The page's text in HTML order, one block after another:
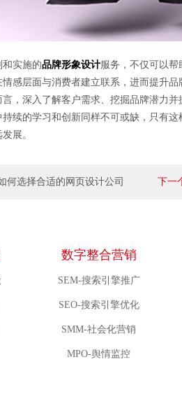
实施的品牌形象设计服务，不仅可以帮
感层面与消费者建立联系，进而提升品
言，深入了解客户需求、挖掘品牌潜力
续的学习和创新同样不可或缺，只有这
展。
何选择合适的网页设计公司 下一
数字整合营销
SEM-搜索引擎推广
SEO-搜索引擎优化
SMM-社会化营销
MPO-舆情监控